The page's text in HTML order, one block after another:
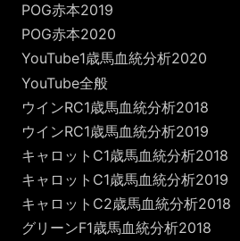
POG赤本2019
POG赤本2020
YouTube1歳馬血統分析2020
YouTube全般
ウインRC1歳馬血統分析2018
ウインRC1歳馬血統分析2019
キャロットC1歳馬血統分析2018
キャロットC1歳馬血統分析2019
キャロットC2歳馬血統分析2018
グリーンF1歳馬血統分析2018